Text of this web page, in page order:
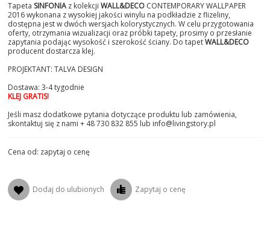
Tapeta SINFONIA z kolekcjiWALL&DECO CONTEMPORARY WALLPAPER
2016 wykonana z wysokiej jakości winylu na podkładzie z flizeliny,
dostępna jest w dwóch wersjach kolorystycznych. W celu przygotowania
oferty, otrzymania wizualizacji oraz próbki tapety, prosimy o przesłanie
zapytania podając wysokość i szerokość ściany. Do tapetWALL&DECO
producent dostarcza klej.
PROJEKTANT: TALVA DESIGN
Dostawa: 3-4 tygodnie
KLEJ GRATIS!
Jeśli masz dodatkowe pytania dotyczące produktu lub zamówienia,
skontaktuj się z nami + 48 730 832 855 lub info@livingstory.pl
Cena od: zapytaj o cenę
Dodaj do ulubionych Zapytaj o cenę